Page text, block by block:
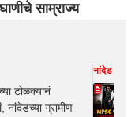
साम्राज्य
टोळक्यानं
ग्रामीण
नांदेड